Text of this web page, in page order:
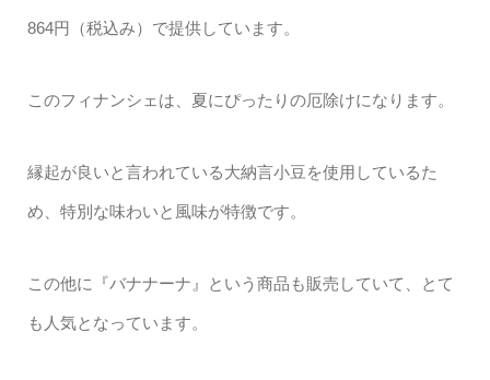
864円（税込み）で提供しています。
このフィナンシェは、夏にぴったりの厄除けになります。
縁起が良いと言われている大納言小豆を使用しているた
め、特別な味わいと風味が特徴です。
この他に『バナナーナ』という商品も販売していて、とて
も人気となっています。